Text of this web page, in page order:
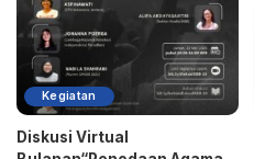
Kegiatan
Diskusi Virtual